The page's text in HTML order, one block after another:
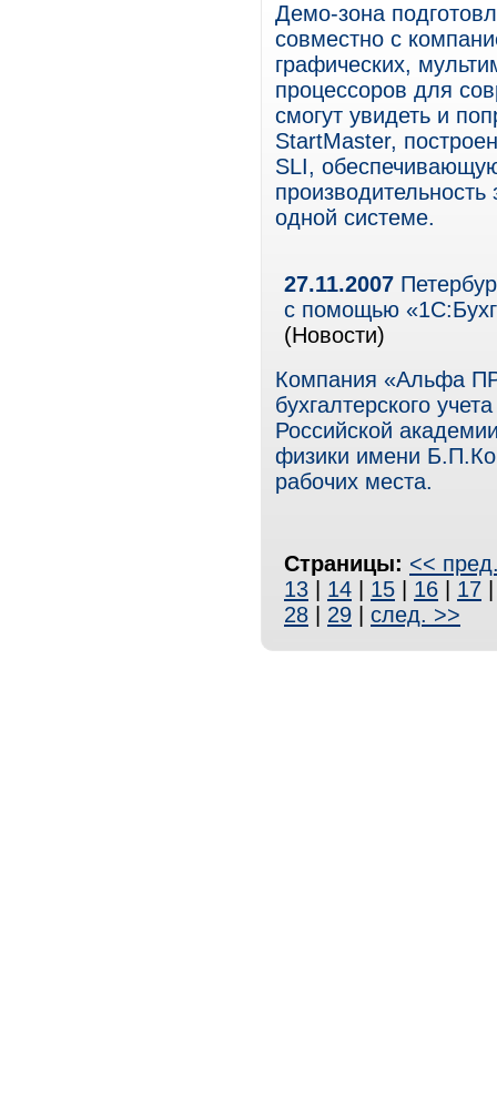
Демо-зона
совместно с
графических,
процессоров для
смогут увидеть и
StartMaster,
SLI,
одной системе.
27.11.2007
с помощью
(Новости)
Компания «Альфа
бухгалтерского
Российской
физики имени
рабочих места.
Страницы: <<
13
14 15 16 17
28
29 след. >>